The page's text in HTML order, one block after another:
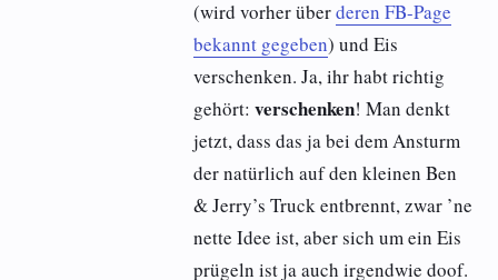
(wird vorher überderen FB-Page
bekannt gegeben) und Eis
verschenken. Ja, ihr habt richtig
gehört:verschenken! Man denkt
jetzt, dass das ja bei dem Ansturm
der natürlich auf den kleinen Ben
& Jerry’s Truck entbrennt, zwar ’ne
nette Idee ist, aber sich um ein Eis
prügeln ist ja auch irgendwie doof.